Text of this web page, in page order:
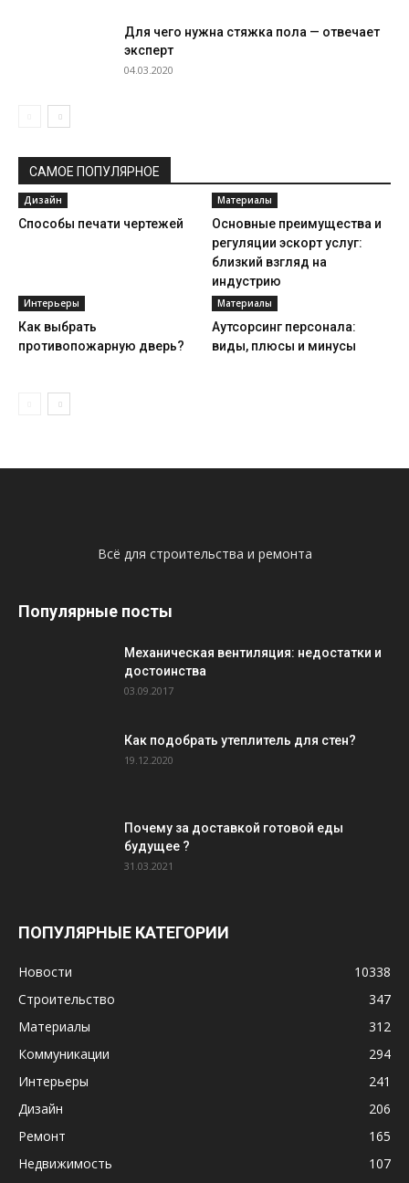
Для чего нужна стяжка пола — отвечает
эксперт
04.03.2020
САМОЕ ПОПУЛЯРНОЕ
Дизайн
Способы печати чертежей
Материалы
Основные преимущества и
регуляции эскорт услуг:
близкий взгляд на
индустрию
Интерьеры
Как выбрать
противопожарную дверь?
Материалы
Аутсорсинг персонала:
виды, плюсы и минусы
Всё для строительства и ремонта
Популярные посты
Механическая вентиляция: недостатки и
достоинства
03.09.2017
Как подобрать утеплитель для стен?
19.12.2020
Почему за доставкой готовой еды
будущее ?
31.03.2021
ПОПУЛЯРНЫЕ КАТЕГОРИИ
Новости
10338
Строительство
347
Материалы
312
Коммуникации
294
Интерьеры
241
Дизайн
206
Ремонт
165
Недвижимость
107